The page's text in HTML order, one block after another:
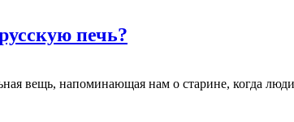
печь?
вещь, напоминающая нам о старине, когда